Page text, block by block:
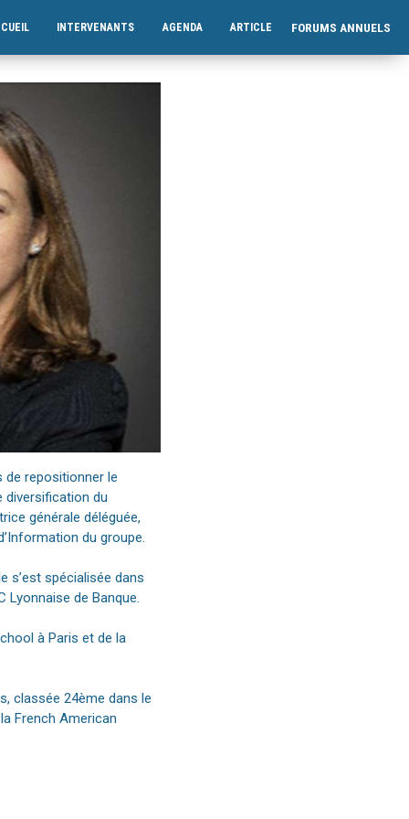
INTERVENANTS AGENDA ARTICLE FORUMS ANNUELS
de repositionner le
diversification du
générale déléguée,
du groupe.
s’est spécialisée dans
de Banque.
à Paris et de la
classée 24ème dans le
French American